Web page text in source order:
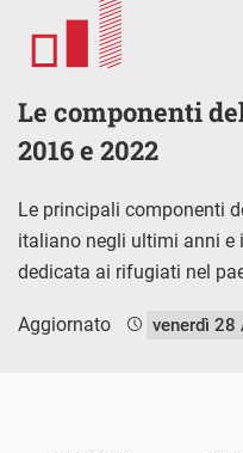
Le componenti
2016 e 2022
Le principali componenti
italiano negli ultimi anni e
dedicata ai rifugiati nel
Aggiornato venerdì 28